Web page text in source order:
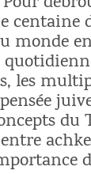
centaine
monde
les
du